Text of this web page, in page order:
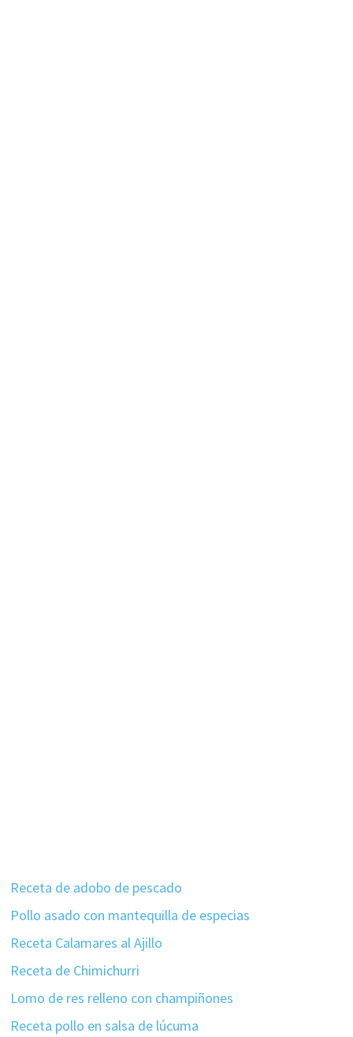
Receta de adobo de pescado
Pollo asado con mantequilla de especias
Receta Calamares al Ajillo
Receta de Chimichurri
Lomo de res relleno con champiñones
Receta pollo en salsa de lúcuma